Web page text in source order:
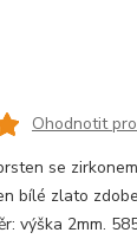
Ohodnotit
se
bílé zlato
výška 2mm.